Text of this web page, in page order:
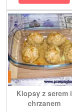
Klopsy z serem i
chrzanem